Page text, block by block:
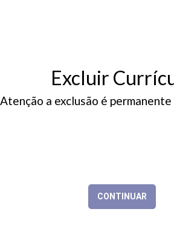
Excluir
Atenção a exclusão é